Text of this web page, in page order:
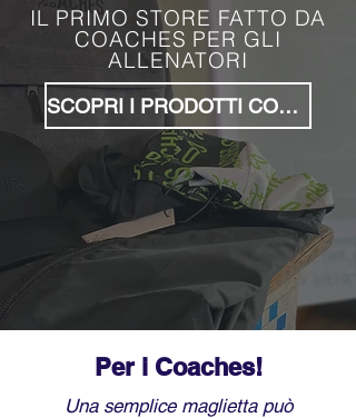
IL PRIMO STORE FATTO DA
COACHES PER GLI
ALLENATORI
SCOPRI I PRODOTTI COACHES
Per i Coaches!
Una semplice maglietta può